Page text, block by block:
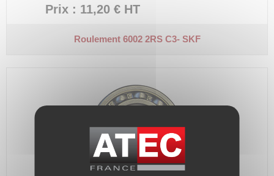
Prix : 11,20 € HT
Roulement 6002 2RS C3- SKF